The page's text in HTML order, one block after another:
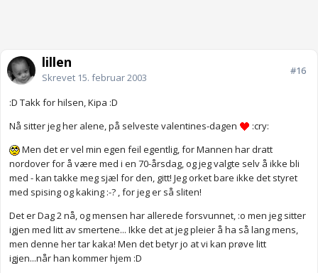
lillen
Skrevet 15. februar 2003
#16
:D Takk for hilsen, Kipa :D
Nå sitter jeg her alene, på selveste valentines-dagen
:cry:
Men det er vel min egen feil egentlig, for Mannen har dratt
nordover for å være med i en 70-årsdag, og jeg valgte selv å ikke bli
med - kan takke meg sjæl for den, gitt! Jeg orket bare ikke det styret
med spising og kaking :-? , for jeg er så sliten!
Det er Dag 2 nå, og mensen har allerede forsvunnet, :o men jeg sitter
igjen med litt av smertene... Ikke det at jeg pleier å ha så lang mens,
men denne her tar kaka! Men det betyr jo at vi kan prøve litt
igjen...når han kommer hjem :D